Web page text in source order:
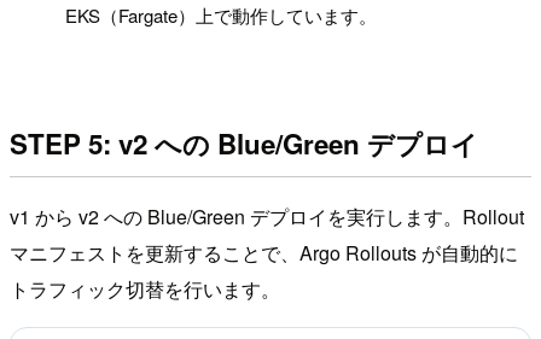
EKS（Fargate）上で動作しています。
STEP 5: v2 への Blue/Green デプロイ
v1 から v2 への Blue/Green デプロイを実行します。Rollout
マニフェストを更新することで、Argo Rollouts が自動的に
トラフィック切替を行います。